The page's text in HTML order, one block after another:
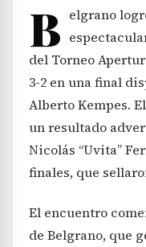
B elgrano
del Torneo
3-2 en una final
Alberto Kempes.
un resultado
Nicolás “Uvita”
finales, que
El encuentro
de Belgrano, que